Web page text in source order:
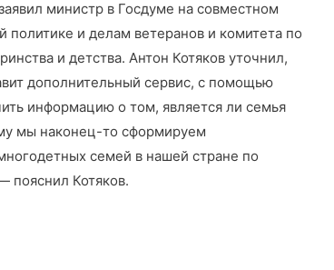
министр в Госдуме на совместном
политике и делам ветеранов и комитета по
и детства. Антон Котяков уточнил,
дополнительный сервис, с помощью
информацию о том, является ли семья
мы наконец-то сформируем
семей в нашей стране по
пояснил Котяков.